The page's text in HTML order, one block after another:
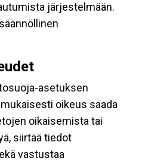
järjestelmään.
asetuksen
oikeus saada
oikaisemista tai
siirtää tiedot
vastustaa